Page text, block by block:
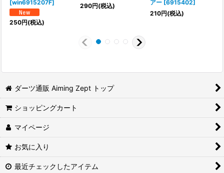
[win6915207F]
250円(税込)
290円(税込)
アー [6915402]
210円(税込)
ダーツ通販 Aiming Zept トップ
ショッピングカート
マイページ
お気に入り
最近チェックしたアイテム